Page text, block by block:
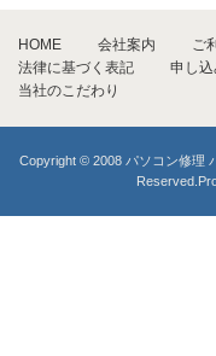
HOME 会社案内 ご
法律に基づく表記
申し
当社のこだわり
Copyright © 2008 パソコン修理